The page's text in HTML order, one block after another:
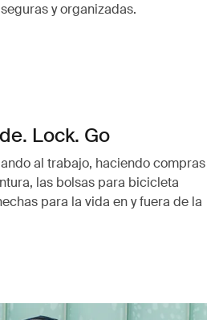
y organizadas.
Lock. Go
al trabajo, haciendo compras
las bolsas para bicicleta
para la vida en y fuera de la